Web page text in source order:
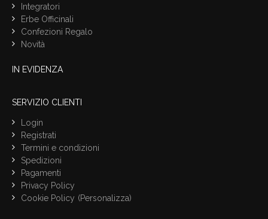
Integratori
Erbe Officinali
Confezioni Regalo
Novità
IN EVIDENZA
SERVIZIO CLIENTI
Login
Registrati
Termini e condizioni
Spedizioni
Pagamenti
Privacy Policy
Cookie Policy (Personalizza)